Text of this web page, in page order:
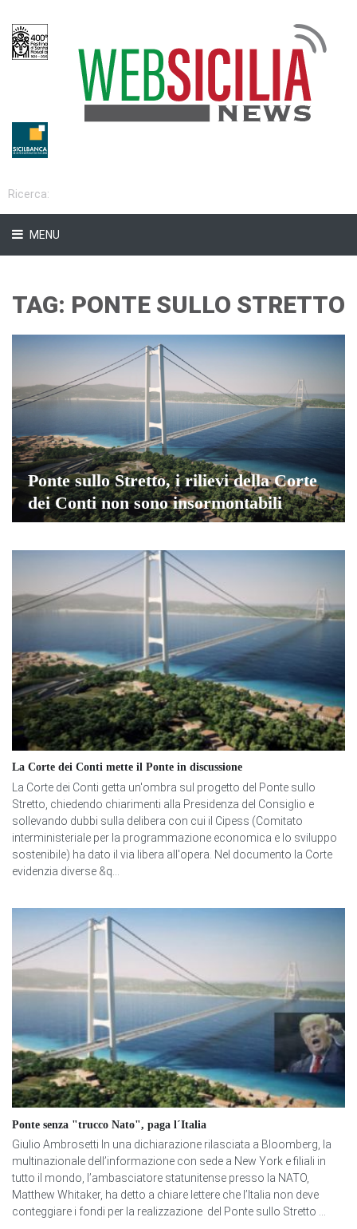
MENU
TAG: PONTE SULLO STRETTO
Ponte sullo Stretto, i rilievi della Corte
dei Conti non sono insormontabili
La Corte dei Conti mette il Ponte in discussione
La Corte dei Conti getta un'ombra sul progetto del Ponte sullo
Stretto, chiedendo chiarimenti alla Presidenza del Consiglio e
sollevando dubbi sulla delibera con cui il Cipess (Comitato
interministeriale per la programmazione economica e lo sviluppo
sostenibile) ha dato il via libera all'opera. Nel documento la Corte
evidenzia diverse &q...
Ponte senza "trucco Nato", paga l´Italia
Giulio Ambrosetti In una dichiarazione rilasciata a Bloomberg, la
multinazionale dell’informazione con sede a New York e filiali in
tutto il mondo, l’ambasciatore statunitense presso la NATO,
Matthew Whitaker, ha detto a chiare lettere che l’Italia non deve
conteggiare i fondi per la realizzazione del Ponte sullo Stretto ...